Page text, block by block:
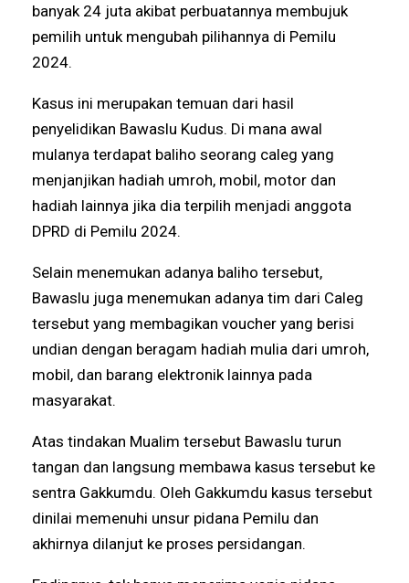
banyak 24 juta akibat perbuatannya membujuk
pemilih untuk mengubah pilihannya di Pemilu
2024.
Kasus ini merupakan temuan dari hasil
penyelidikan Bawaslu Kudus. Di mana awal
mulanya terdapat baliho seorang caleg yang
menjanjikan hadiah umroh, mobil, motor dan
hadiah lainnya jika dia terpilih menjadi anggota
DPRD di Pemilu 2024.
Selain menemukan adanya baliho tersebut,
Bawaslu juga menemukan adanya tim dari Caleg
tersebut yang membagikan voucher yang berisi
undian dengan beragam hadiah mulia dari umroh,
mobil, dan barang elektronik lainnya pada
masyarakat.
Atas tindakan Mualim tersebut Bawaslu turun
tangan dan langsung membawa kasus tersebut ke
sentra Gakkumdu. Oleh Gakkumdu kasus tersebut
dinilai memenuhi unsur pidana Pemilu dan
akhirnya dilanjut ke proses persidangan.